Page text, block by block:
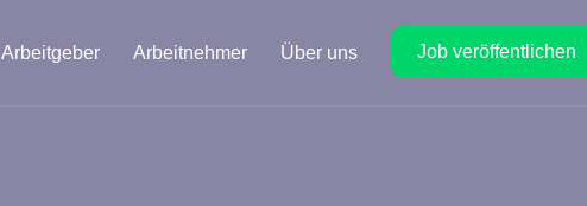
Arbeitgeber Arbeitnehmer Über uns Job veröffentlichen